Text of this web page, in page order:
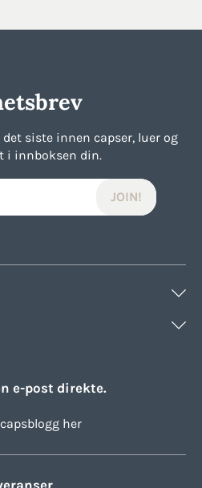
siste innen capser, luer og
i innboksen din.
e-post direkte.
capsblogg her